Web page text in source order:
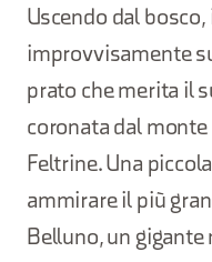
Uscendo dal
improvvisamente
prato che merita il
coronata dal monte
Feltrine. Una
ammirare il più
Belluno, un